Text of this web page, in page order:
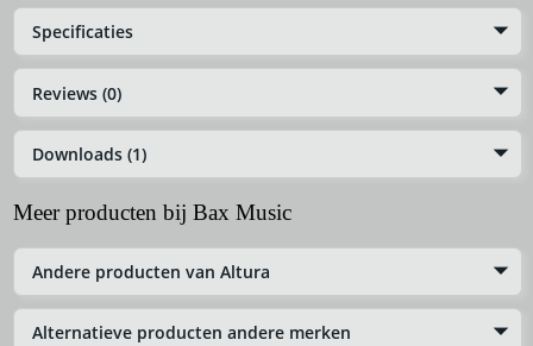
Specificaties
Reviews (0)
Downloads (1)
Meer producten bij Bax Music
Andere producten van Altura
Alternatieve producten andere merken